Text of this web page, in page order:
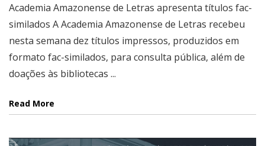
Academia Amazonense de Letras apresenta títulos fac-
similados A Academia Amazonense de Letras recebeu
nesta semana dez títulos impressos, produzidos em
formato fac-similados, para consulta pública, além de
doações às bibliotecas ...
Read More